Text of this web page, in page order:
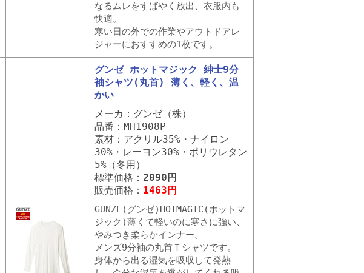
なるムレをすばやく放出、衣服内も
快適。
寒い日の外での作業やアウトドアレ
ジャーにおすすめの1枚です。
グンゼ ホットマジック 紳士9分
袖シャツ(丸首) 薄く、軽く、温
かい
メーカ：グンゼ（株）
品番：MH1908P
素材：アクリル35%・ナイロン
30%・レーヨン30%・ポリウレタン
5%（冬用）
標準価格： 2090円
販売価格： 1463円
GUNZE(グンゼ)HOTMAGIC(ホットマ
ジック)薄くて軽いのに寒さに強い、
やみつき柔らかインナー。
メンズ9分袖の丸首Ｔシャツです。
身体から出る湿気を吸収して発熱